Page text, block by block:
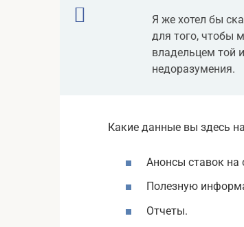
Я же хотел бы
для того, чтобы
владельцем той
недоразумения.
Какие данные вы здесь
Анонсы ставок на
Полезную
Отчеты.